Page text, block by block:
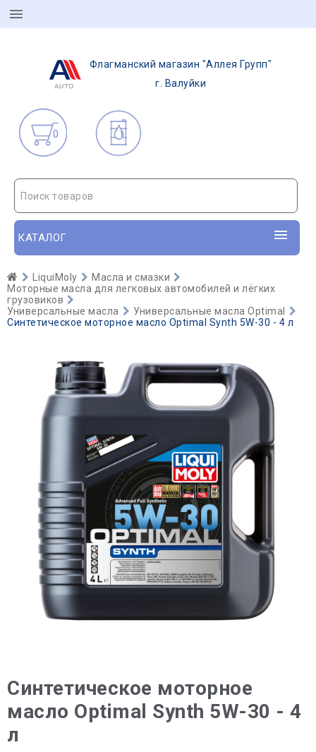
Флагманский магазин "Аллея Групп"
г. Валуйки
0
Поиск товаров
КАТАЛОГ
LiquiMoly
Масла и смазки
Моторные масла для легковых автомобилей и лёгких
грузовиков
Универсальные масла
Универсальные масла Optimal
Синтетическое моторное масло Optimal Synth 5W-30 - 4 л
Синтетическое моторное
масло Optimal Synth 5W-30 - 4
л